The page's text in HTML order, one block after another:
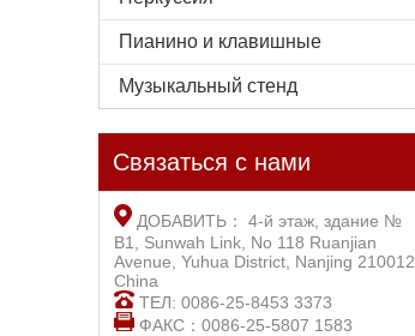
Пианино и клавишные
Музыкальный стенд
Связаться с нами
ДОБАВИТЬ： 4-й этаж, здание №
B1, Sunwah Link, No 118 Ruanjian
Avenue, Yuhua District, Nanjing 210012
China
ТЕЛ: 0086-25-8453 3373
ФАКС：0086-25-5807 1583